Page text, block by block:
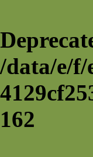
/data/e/f/
162